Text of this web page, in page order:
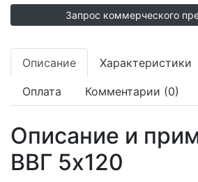
Запрос коммерческого
Описание Характеристики
Оплата Комментарии (0)
Описание и
ВВГ 5x120